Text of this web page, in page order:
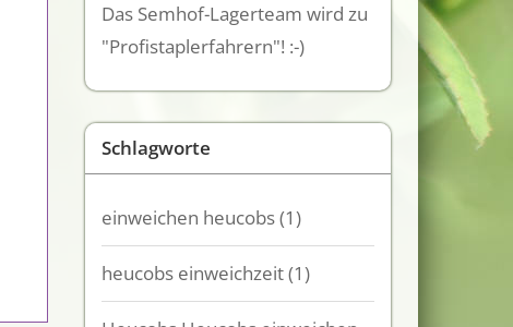
Das Semhof-Lagerteam wird zu
"Profistaplerfahrern"! :-)
Schlagworte
einweichen heucobs(1)
heucobs einweichzeit(1)